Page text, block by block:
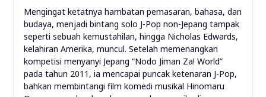
Mengingat ketatnya hambatan pemasaran, bahasa, dan
budaya, menjadi bintang solo J-Pop non-Jepang tampak
seperti sebuah kemustahilan, hingga Nicholas Edwards,
kelahiran Amerika, muncul. Setelah memenangkan
kompetisi menyanyi Jepang “Nodo Jiman Za! World”
pada tahun 2011, ia mencapai puncak ketenaran J-Pop,
bahkan membintangi film komedi musikal Hinomaru